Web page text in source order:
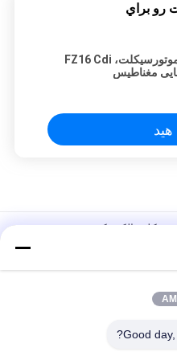
رو براي
دستگاه برق موتورسیکلت، FZ16 Cdi
مغناطیس
هید
الکتریکی
Good